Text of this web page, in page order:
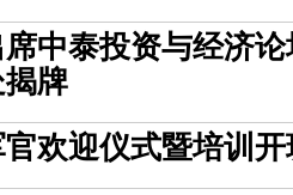
中泰投资与经济
牌
欢迎仪式暨培训